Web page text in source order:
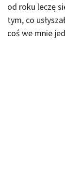
od roku leczę
tym, co
coś we mnie